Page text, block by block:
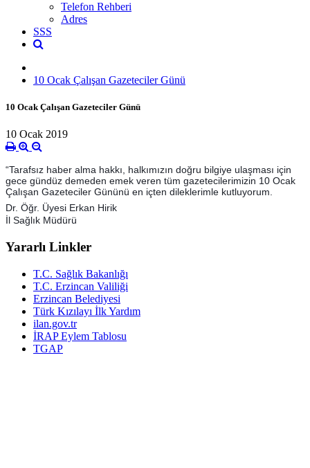
Telefon Rehberi
Adres
SSS
10 Ocak Çalışan Gazeteciler Günü
10 Ocak Çalışan Gazeteciler Günü
10 Ocak 2019
“Tarafsız haber alma hakkı, halkımızın doğru bilgiye ulaşması için
gece gündüz demeden emek veren tüm gazetecilerimizin 10 Ocak
Çalışan Gazeteciler Gününü en içten dileklerimle kutluyorum.
Dr. Öğr. Üyesi Erkan Hirik
İl Sağlık Müdürü
Yararlı Linkler
T.C. Sağlık Bakanlığı
T.C. Erzincan Valiliği
Erzincan Belediyesi
Türk Kızılayı İlk Yardım
ilan.gov.tr
İRAP Eylem Tablosu
TGAP